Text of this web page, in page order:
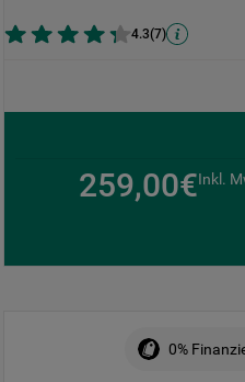
4.3(7)
259,00€Inkl.
0%